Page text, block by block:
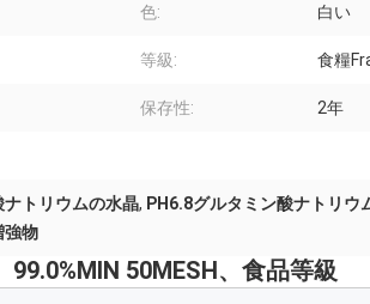
色: 白い
等級: 食糧
保存性: 2年
トリウムの水晶, PH6.8グルタミン酸ナトリウ
強物
50MESH、食品等級